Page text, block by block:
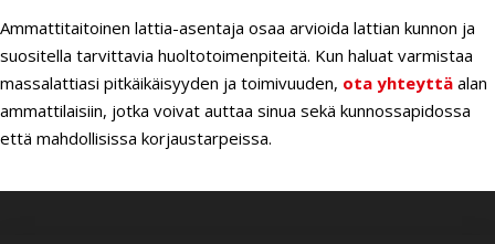
Ammattitaitoinen lattia-asentaja osaa arvioida lattian kunnon ja
suositella tarvittavia huoltotoimenpiteitä. Kun haluat varmistaa
massalattiasi pitkäikäisyyden ja toimivuuden, ota yhteyttä alan
ammattilaisiin, jotka voivat auttaa sinua sekä kunnossapidossa
että mahdollisissa korjaustarpeissa.